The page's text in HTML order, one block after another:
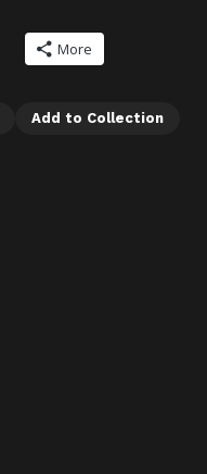
More
Add to Collection